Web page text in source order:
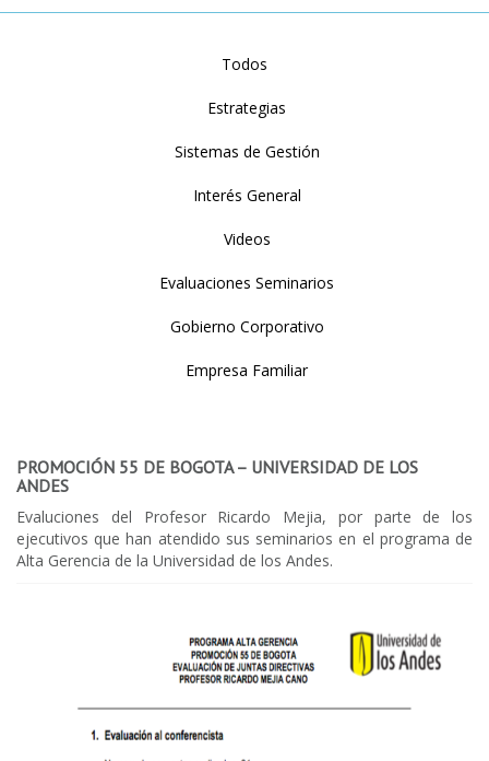
Todos
Estrategias
Sistemas de Gestión
Interés General
Videos
Evaluaciones Seminarios
Gobierno Corporativo
Empresa Familiar
PROMOCIÓN 55 DE BOGOTA – UNIVERSIDAD DE LOS
ANDES
Evaluciones del Profesor Ricardo Mejia, por parte de los
ejecutivos que han atendido sus seminarios en el programa de
Alta Gerencia de la Universidad de los Andes.